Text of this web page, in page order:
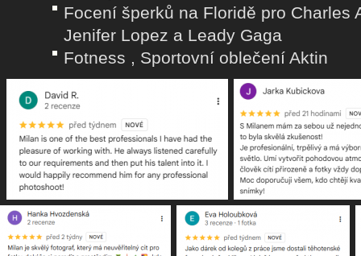
Focení šperků na Floridě pro Charles
Jenifer Lopez a Leady Gaga
Fotness , Sportovní oblečení Aktin